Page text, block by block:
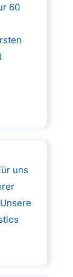
60
uns